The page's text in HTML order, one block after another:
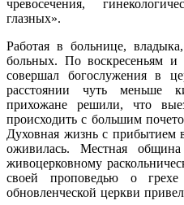
чревосечения,
глазных».
Работая в больнице,
больных. По воскресеньям и
совершал богослужения в
расстоянии чуть меньше
прихожане решили, что
происходить с большим
Духовная жизнь с прибытием
оживилась. Местная община
живоцерковному
своей проповедью о грехе
обновленческой церкви